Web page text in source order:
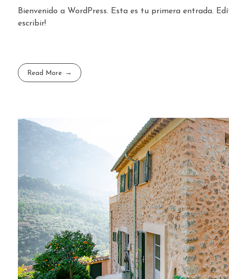
Bienvenido a WordPress. Esta es tu primera entrada.
escribir!
Read More